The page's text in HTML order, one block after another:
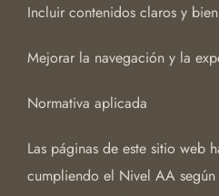
Incluir contenidos claros y
Mejorar la navegación y la
Normativa aplicada
Las páginas de este sitio web
cumpliendo el Nivel AA